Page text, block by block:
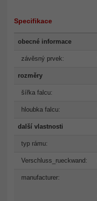
Specifikace
obecné informace
závěsný prvek:
rozměry
šířka falcu:
hloubka falcu:
další vlastnosti
typ rámu:
Verschluss_rueckwand:
manufacturer: